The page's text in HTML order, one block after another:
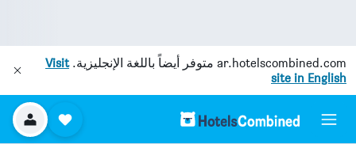
ar.hotelscombined.com متوفر أيضاً باللغة الإنجليزية.Visit
site in English